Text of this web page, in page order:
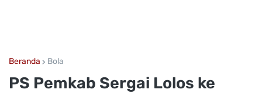
Beranda Bola
PS Pemkab Sergai Lolos ke